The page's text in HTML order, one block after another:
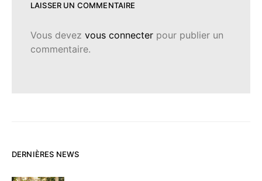
LAISSER UN COMMENTAIRE
Vous devez vous connecter pour publier un
commentaire.
DERNIÈRES NEWS